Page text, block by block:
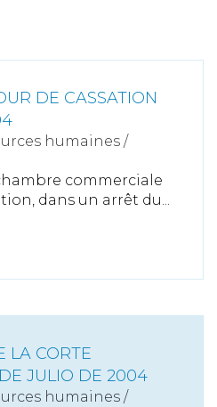
DE CASSATION
humaines /
commerciale
dans un arrêt du...
LA CORTE
JULIO DE 2004
humaines /